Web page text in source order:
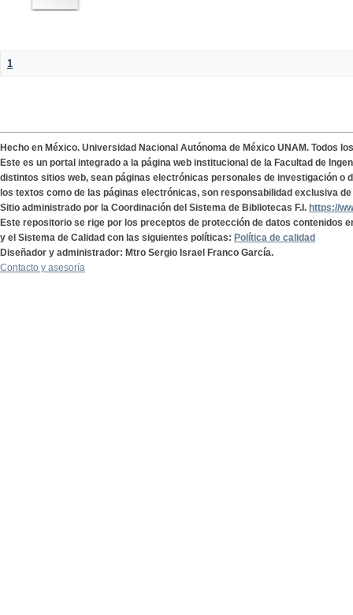
1
Hecho en México. Universidad Nacional Autónoma de México UNAM. Todos
Este es un portal integrado a la página web institucional de la Facultad de
distintos sitios web, sean páginas electrónicas personales de investigación o
los textos como de las páginas electrónicas, son responsabilidad exclusiva
Sitio administrado por la Coordinación del Sistema de Bibliotecas F.I. https://
Este repositorio se rige por los preceptos de protección de datos contenidos
y el Sistema de Calidad con las siguientes políticas: Política de calidad
Diseñador y administrador: Mtro Sergio Israel Franco García.
Contacto y asesoría